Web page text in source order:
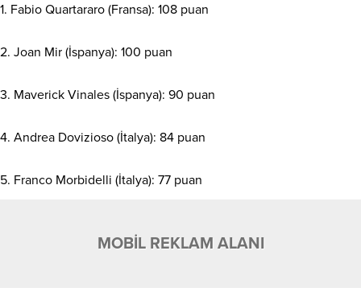
1. Fabio Quartararo (Fransa): 108 puan
2. Joan Mir (İspanya): 100 puan
3. Maverick Vinales (İspanya): 90 puan
4. Andrea Dovizioso (İtalya): 84 puan
5. Franco Morbidelli (İtalya): 77 puan
MOBİL REKLAM ALANI